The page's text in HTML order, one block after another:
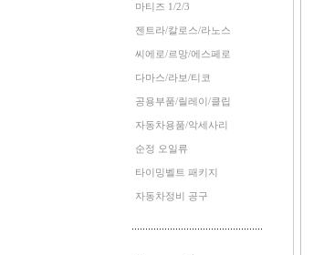
마티즈 1/2/3
젠트라/칼로스/라노스
씨에로/르망/에스페로
다마스/라보/티코
공용부품/릴레이/클립
자동차용품/악세사리
순정 오일류
타이밍벨트 패키지
자동차정비 공구